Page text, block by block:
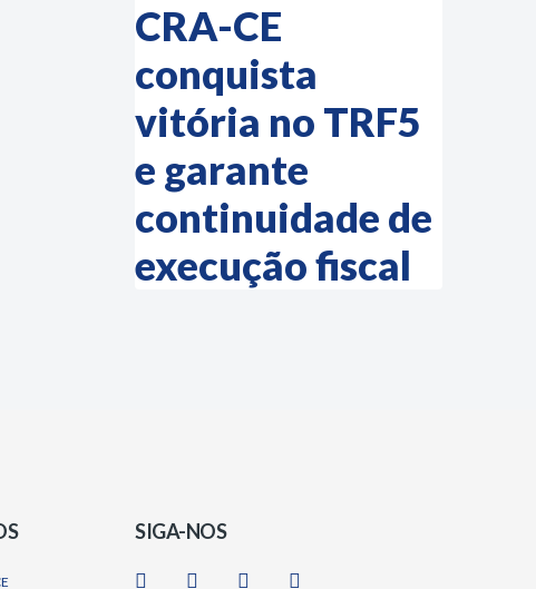
CRA-CE
conquista
vitória no TRF5
e garante
continuidade de
execução fiscal
SIGA-NOS